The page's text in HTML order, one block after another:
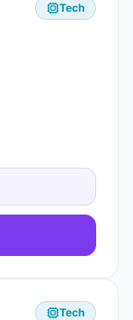
Tech
Tech